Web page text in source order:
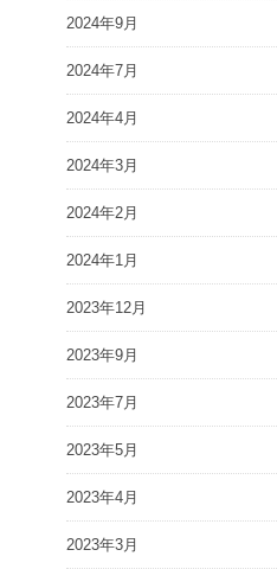
2024年9月
2024年7月
2024年4月
2024年3月
2024年2月
2024年1月
2023年12月
2023年9月
2023年7月
2023年5月
2023年4月
2023年3月